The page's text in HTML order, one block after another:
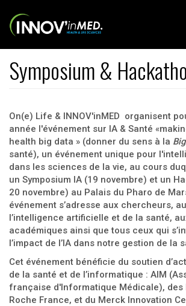
INNOV'inMED
Médias
INFO GENERALES
Symposium &
On(e) Life & INNOV'inMED organisent
année l'événement sur IA & Santé
health big data » (donner du sens à la
santé), un événement unique pour
dans les sciences de la vie, au cours
un Symposium IA (19 novembre) et un
20 novembre) au Palais du Pharo de
événement s’adresse aux chercheurs,
l’intelligence artificielle et de la santé,
académiques ainsi que tous ceux qui
l’impact de l’IA dans notre gestion de la
Cet événement bénéficie du soutien
de la santé et de l’informatique : AIM
française d'Informatique Médicale), des
Roche France, et du Merck Innovation